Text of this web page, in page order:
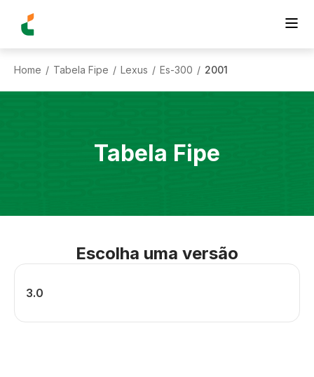
Home / Tabela Fipe / Lexus / Es-300 / 2001
Tabela Fipe
Escolha uma versão
3.0